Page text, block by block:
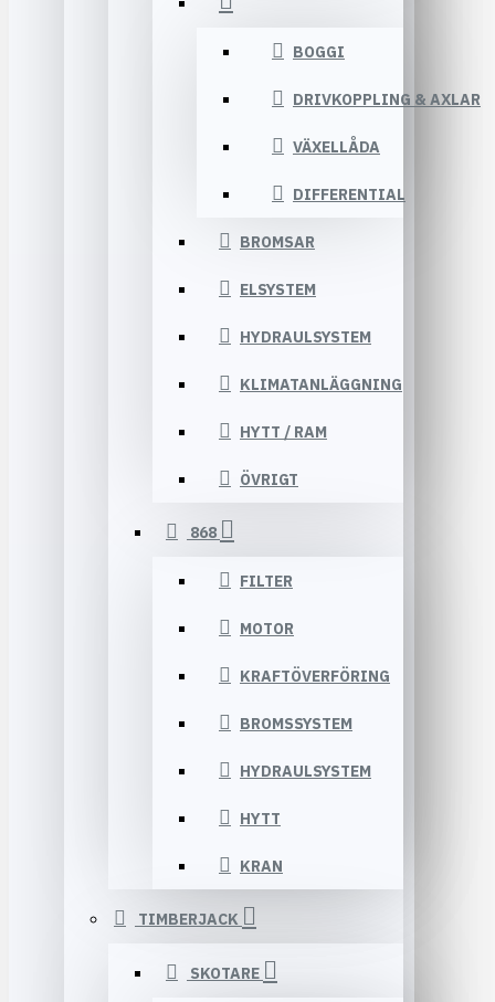
BOGGI
DRIVKOPPLING & AXLAR
VÄXELLÅDA
DIFFERENTIAL
BROMSAR
ELSYSTEM
HYDRAULSYSTEM
KLIMATANLÄGGNING
HYTT / RAM
ÖVRIGT
868
FILTER
MOTOR
KRAFTÖVERFÖRING
BROMSSYSTEM
HYDRAULSYSTEM
HYTT
KRAN
TIMBERJACK
SKOTARE